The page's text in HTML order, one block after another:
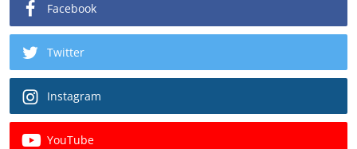
Facebook
Twitter
Instagram
YouTube